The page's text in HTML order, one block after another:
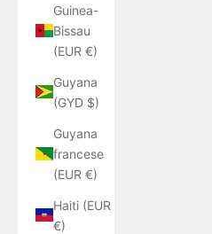
Guinea-
Bissau
(EUR €)
Guyana
(GYD $)
Guyana
francese
(EUR €)
Haiti (EUR
€)